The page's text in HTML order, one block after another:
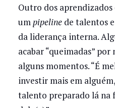
Outro dos
umpipelinede talentos
da liderança interna.
acabar “queimadas”
alguns momentos. “É
investir mais em
talento preparado lá na